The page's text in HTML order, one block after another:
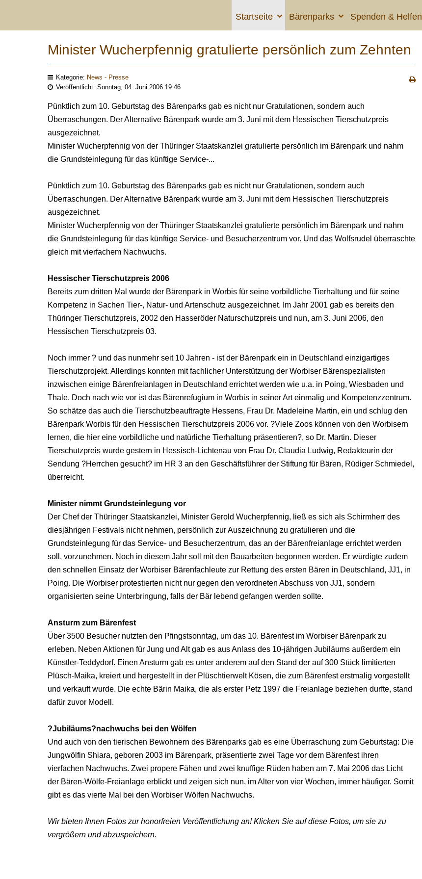
Startseite Bärenparks Spenden & Helfen
Minister Wucherpfennig gratulierte persönlich zum Zehnten
Kategorie: News - Presse
Veröffentlicht: Sonntag, 04. Juni 2006 19:46
Pünktlich zum 10. Geburtstag des Bärenparks gab es nicht nur Gratulationen, sondern auch
Überraschungen. Der Alternative Bärenpark wurde am 3. Juni mit dem Hessischen Tierschutzpreis
ausgezeichnet.
Minister Wucherpfennig von der Thüringer Staatskanzlei gratulierte persönlich im Bärenpark und nahm
die Grundsteinlegung für das künftige Service-...
Pünktlich zum 10. Geburtstag des Bärenparks gab es nicht nur Gratulationen, sondern auch
Überraschungen. Der Alternative Bärenpark wurde am 3. Juni mit dem Hessischen Tierschutzpreis
ausgezeichnet.
Minister Wucherpfennig von der Thüringer Staatskanzlei gratulierte persönlich im Bärenpark und nahm
die Grundsteinlegung für das künftige Service- und Besucherzentrum vor. Und das Wolfsrudel überraschte
gleich mit vierfachem Nachwuchs.
Hessischer Tierschutzpreis 2006
Bereits zum dritten Mal wurde der Bärenpark in Worbis für seine vorbildliche Tierhaltung und für seine
Kompetenz in Sachen Tier-, Natur- und Artenschutz ausgezeichnet. Im Jahr 2001 gab es bereits den
Thüringer Tierschutzpreis, 2002 den Hasseröder Naturschutzpreis und nun, am 3. Juni 2006, den
Hessischen Tierschutzpreis 03.
Noch immer ? und das nunmehr seit 10 Jahren - ist der Bärenpark ein in Deutschland einzigartiges
Tierschutzprojekt. Allerdings konnten mit fachlicher Unterstützung der Worbiser Bärenspezialisten
inzwischen einige Bärenfreianlagen in Deutschland errichtet werden wie u.a. in Poing, Wiesbaden und
Thale. Doch nach wie vor ist das Bärenrefugium in Worbis in seiner Art einmalig und Kompetenzzentrum.
So schätze das auch die Tierschutzbeauftragte Hessens, Frau Dr. Madeleine Martin, ein und schlug den
Bärenpark Worbis für den Hessischen Tierschutzpreis 2006 vor. ?Viele Zoos können von den Worbisern
lernen, die hier eine vorbildliche und natürliche Tierhaltung präsentieren?, so Dr. Martin. Dieser
Tierschutzpreis wurde gestern in Hessisch-Lichtenau von Frau Dr. Claudia Ludwig, Redakteurin der
Sendung ?Herrchen gesucht? im HR 3 an den Geschäftsführer der Stiftung für Bären, Rüdiger Schmiedel,
überreicht.
Minister nimmt Grundsteinlegung vor
Der Chef der Thüringer Staatskanzlei, Minister Gerold Wucherpfennig, ließ es sich als Schirmherr des
diesjährigen Festivals nicht nehmen, persönlich zur Auszeichnung zu gratulieren und die
Grundsteinlegung für das Service- und Besucherzentrum, das an der Bärenfreianlage errichtet werden
soll, vorzunehmen. Noch in diesem Jahr soll mit den Bauarbeiten begonnen werden. Er würdigte zudem
den schnellen Einsatz der Worbiser Bärenfachleute zur Rettung des ersten Bären in Deutschland, JJ1, in
Poing. Die Worbiser protestierten nicht nur gegen den verordneten Abschuss von JJ1, sondern
organisierten seine Unterbringung, falls der Bär lebend gefangen werden sollte.
Ansturm zum Bärenfest
Über 3500 Besucher nutzten den Pfingstsonntag, um das 10. Bärenfest im Worbiser Bärenpark zu
erleben. Neben Aktionen für Jung und Alt gab es aus Anlass des 10-jährigen Jubiläums außerdem ein
Künstler-Teddydorf. Einen Ansturm gab es unter anderem auf den Stand der auf 300 Stück limitierten
Plüsch-Maika, kreiert und hergestellt in der Plüschtierwelt Kösen, die zum Bärenfest erstmalig vorgestellt
und verkauft wurde. Die echte Bärin Maika, die als erster Petz 1997 die Freianlage beziehen durfte, stand
dafür zuvor Modell.
?Jubiläums?nachwuchs bei den Wölfen
Und auch von den tierischen Bewohnern des Bärenparks gab es eine Überraschung zum Geburtstag: Die
Jungwölfin Shiara, geboren 2003 im Bärenpark, präsentierte zwei Tage vor dem Bärenfest ihren
vierfachen Nachwuchs. Zwei propere Fähen und zwei knuffige Rüden haben am 7. Mai 2006 das Licht
der Bären-Wölfe-Freianlage erblickt und zeigen sich nun, im Alter von vier Wochen, immer häufiger. Somit
gibt es das vierte Mal bei den Worbiser Wölfen Nachwuchs.
Wir bieten Ihnen Fotos zur honorfreien Veröffentlichung an! Klicken Sie auf diese Fotos, um sie zu
vergrößern und abzuspeichern.